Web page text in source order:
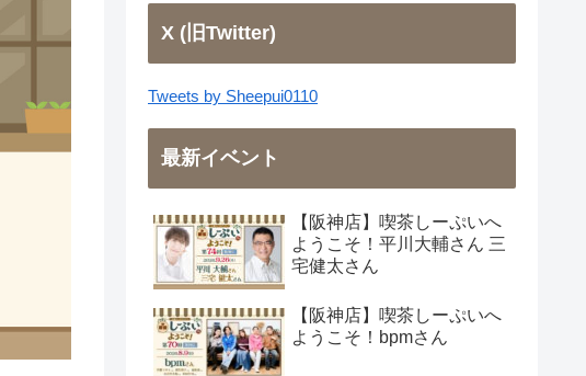
X (旧Twitter)
Tweets by Sheepui0110
最新イベント
【阪神店】喫茶しーぷいへ
ようこそ！平川大輔さん 三
宅健太さん
【阪神店】喫茶しーぷいへ
ようこそ！bpmさん